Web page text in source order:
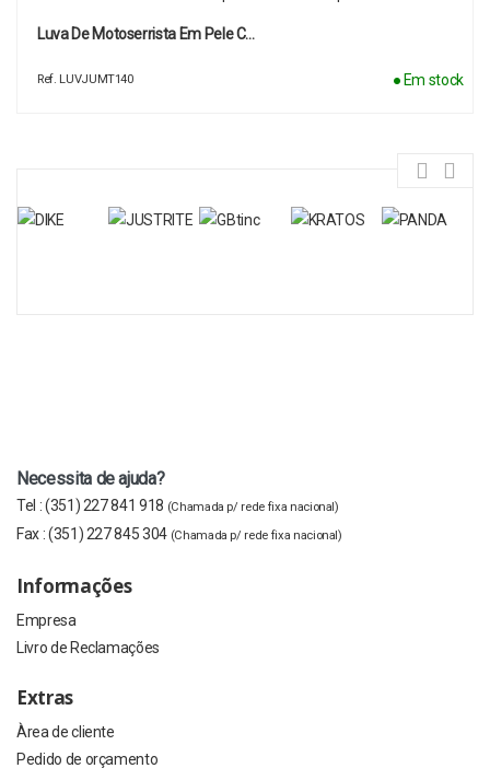
Luva De Motoserrista Em Pele C…
Ref. LUVJUMT140 ● Em stock
Necessita de ajuda?
Tel :(351) 227 841 918 (Chamada p/ rede fixa nacional)
Fax :(351) 227 845 304 (Chamada p/ rede fixa nacional)
Informações
Empresa
Livro de Reclamações
Extras
Àrea de cliente
Pedido de orçamento